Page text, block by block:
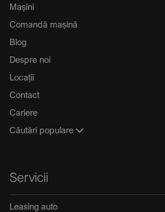
Mașini
Comandă mașină
Blog
Despre noi
Locații
Contact
Cariere
Căutări populare
Servicii
Leasing auto